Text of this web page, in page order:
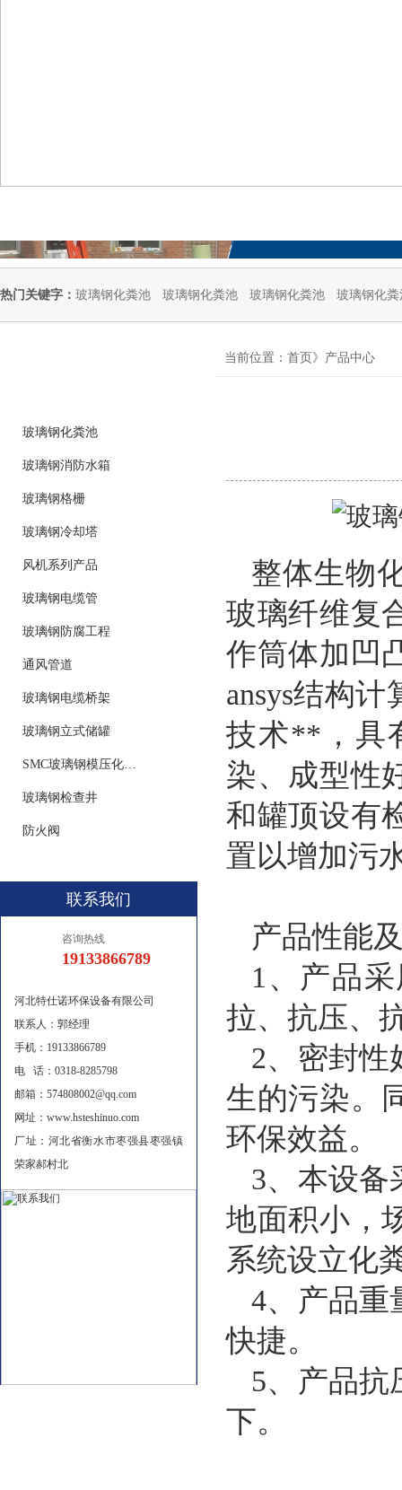
热门关键字： 玻璃钢化粪池 玻璃钢化粪池 玻璃钢化粪池 玻璃钢化粪
玻璃钢化粪池
玻璃钢消防水箱
玻璃钢格栅
玻璃钢冷却塔
风机系列产品
玻璃钢电缆管
玻璃钢防腐工程
通风管道
玻璃钢电缆桥架
玻璃钢立式储罐
SMC玻璃钢模压化粪池
玻璃钢检查井
防火阀
联系我们
咨询热线
19133866789
河北特仕诺环保设备有限公司
联系人：郭经理
手机：19133866789
电 话：0318-8285798
邮箱：574808002@qq.com
网址：www.hsteshinuo.com
厂址：河北省衡水市枣强县枣强镇
荣家郝村北
当前位置：首页》产品中心
整体生物
玻璃纤维复
作筒体加凹
ansys结构
技术**，具
染、成型性
和罐顶设有
置以增加污
产品性能
1、产品
拉、抗压、
2、密封性
生的污染。
环保效益。
3、本设
地面积小，
系统设立化
4、产品重
快捷。
5、产品抗
下。